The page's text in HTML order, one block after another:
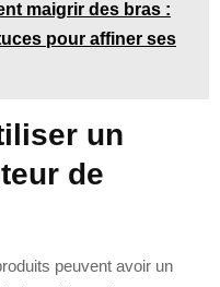
maigrir des bras :
pour affiner ses
un
de
peuvent avoir un